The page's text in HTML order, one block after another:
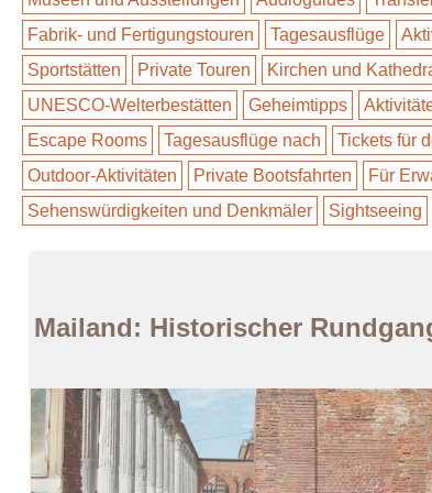
Fabrik- und Fertigungstouren
Tagesausflüge
Sportstätten
Private Touren Kirchen und
UNESCO-Welterbestätten
Geheimtipps
Escape Rooms
Tagesausflüge nach Tickets für
Outdoor-Aktivitäten
Private Bootsfahrten Für
Sehenswürdigkeiten und Denkmäler
Sightseeing
Mailand: Historischer